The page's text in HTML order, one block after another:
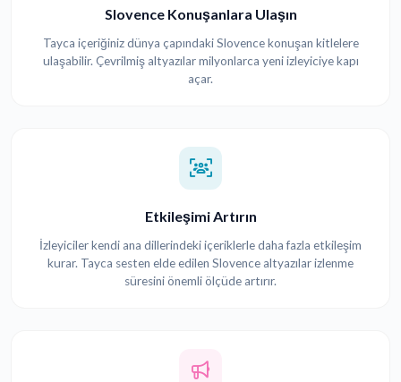
Slovence Konuşanlara Ulaşın
Tayca içeriğiniz dünya çapındaki Slovence konuşan kitlelere
ulaşabilir. Çevrilmiş altyazılar milyonlarca yeni izleyiciye kapı
açar.
Etkileşimi Artırın
İzleyiciler kendi ana dillerindeki içeriklerle daha fazla etkileşim
kurar. Tayca sesten elde edilen Slovence altyazılar izlenme
süresini önemli ölçüde artırır.